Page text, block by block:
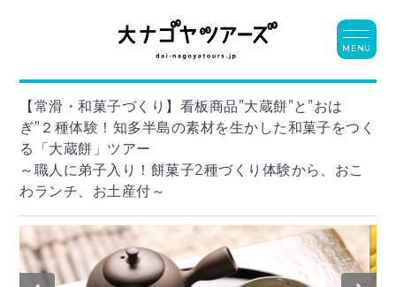
【常滑・和菓子づくり】看板商品”大蔵餅”と”おは
ぎ”２種体験！知多半島の素材を生かした和菓子をつく
る「大蔵餅」ツアー
～職人に弟子入り！餅菓子2種づくり体験から、おこ
わランチ、お土産付～
MENU